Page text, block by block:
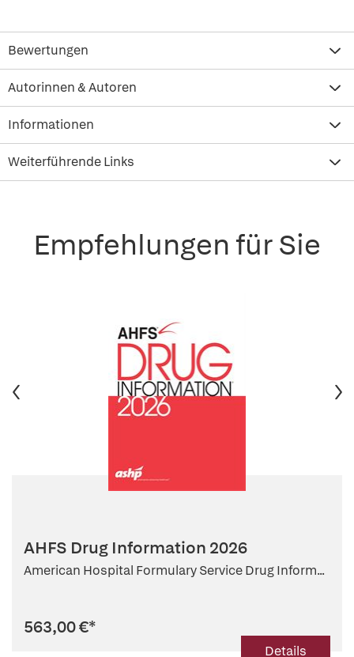
Bewertungen
Autorinnen & Autoren
Informationen
Weiterführende Links
Empfehlungen für Sie
AHFS Drug Information 2026
American Hospital Formulary Service Drug Inform...
563,00 €*
Details